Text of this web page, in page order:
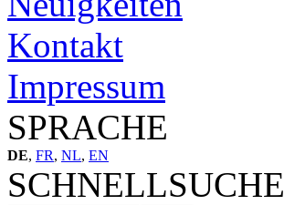
Kontakt
Impressum
SPRACHE
DE, FR, NL, EN
SCHNELLSUCHE